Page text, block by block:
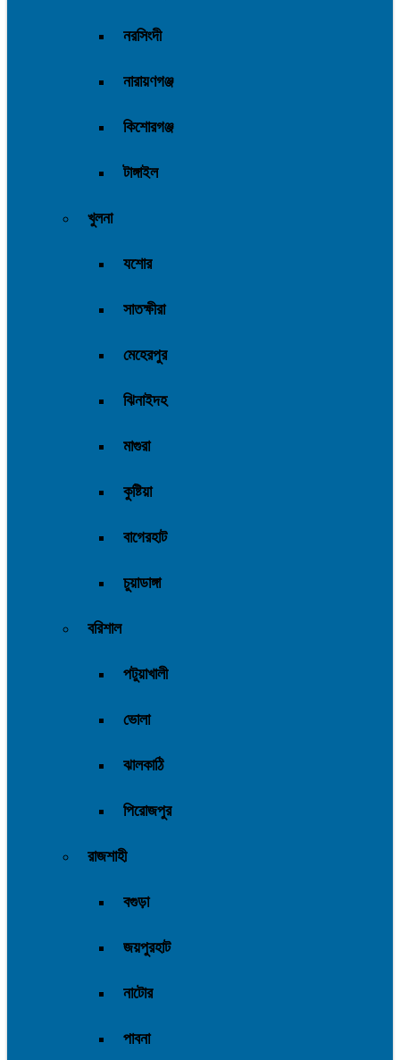
নরসিংদী
নারায়ণগঞ্জ
কিশোরগঞ্জ
টাঙ্গাইল
খুলনা
যশোর
সাতক্ষীরা
মেহেরপুর
ঝিনাইদহ
মাগুরা
কুষ্টিয়া
বাগেরহাট
চুয়াডাঙ্গা
বরিশাল
পটুয়াখালী
ভোলা
ঝালকাঠি
পিরোজপুর
রাজশাহী
বগুড়া
জয়পুরহাট
নাটোর
পাবনা